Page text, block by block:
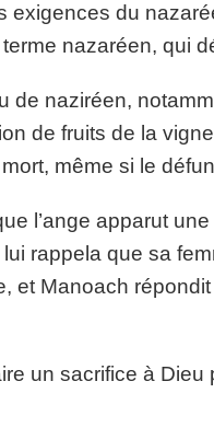
du
nazaréen, qui
naziréen,
de fruits de la
mort, même si le
l’ange apparut
rappela que sa
et Manoach
un sacrifice à